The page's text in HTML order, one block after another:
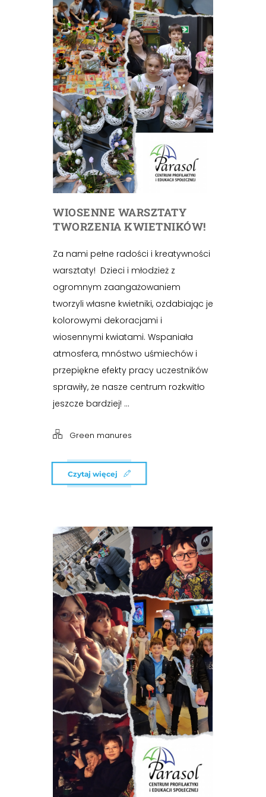
WIOSENNE WARSZTATY
TWORZENIA KWIETNIKÓW!
Za nami pełne radości i kreatywności
warsztaty! Dzieci i młodzież z
ogromnym zaangażowaniem
tworzyli własne kwietniki, ozdabiając je
kolorowymi dekoracjami i
wiosennymi kwiatami. Wspaniała
atmosfera, mnóstwo uśmiechów i
przepiękne efekty pracy uczestników
sprawiły, że nasze centrum rozkwitło
jeszcze bardziej! ...
Green manures
Czytaj więcej